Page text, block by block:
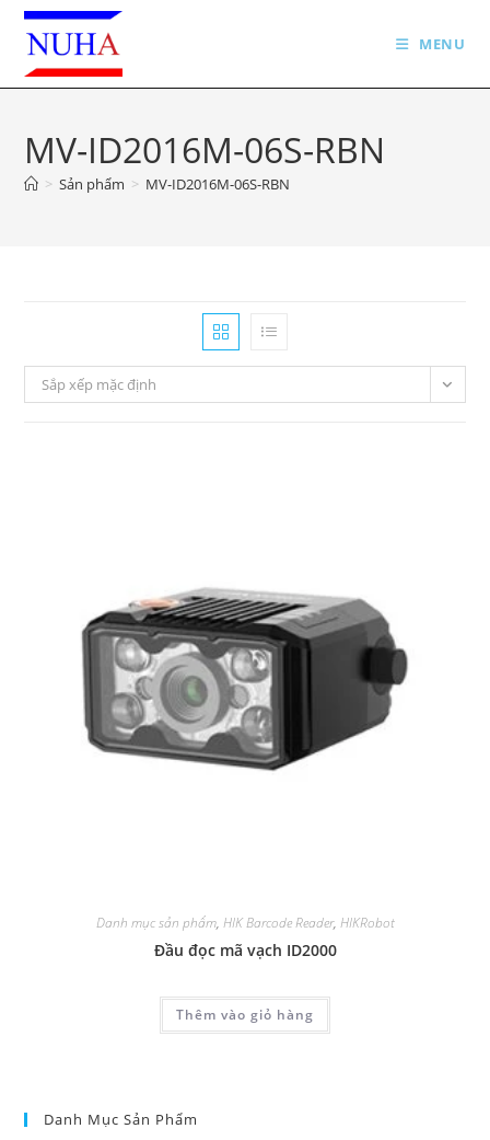
Skip
content
MENU
MV-ID2016M-06S-RBN
> Sản phẩm > MV-ID2016M-06S-RBN
Sắp xếp mặc định
Danh mục sản phẩm, HIK Barcode Reader, HIKRobot
Đầu đọc mã vạch ID2000
Thêm vào giỏ hàng
Danh Mục Sản Phẩm